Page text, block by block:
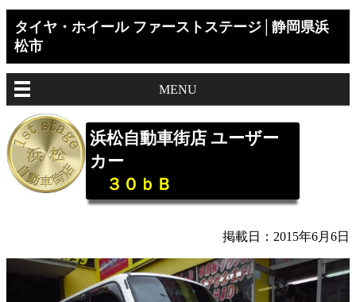
タイヤ・ホイール ファーストステージ│静岡県浜
松市
MENU
浜松自動車街店 ユーザー
カー
３０ｂＢ
掲載日：2015年6月6日